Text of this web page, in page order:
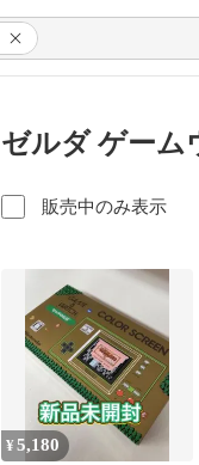
ゼルダ ゲーム
販売中のみ表示
¥5,180